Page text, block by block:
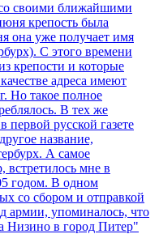
со своими ближайшими
крепость была
она уже получает имя
С этого времени
крепости и которые
адреса имеют
Но такое полное
В тех же
первой русской газете
название,
А самое
встретилось мне в
годом. В одном
со сбором и отправкой
армии, упоминалось, что
Низино в город Питер"